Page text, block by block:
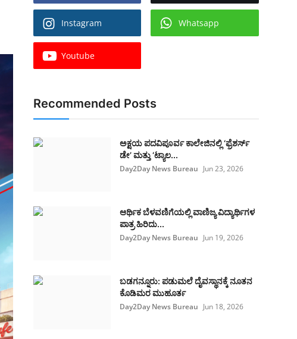
Instagram Whatsapp
Youtube
Recommended Posts
ಅಕ್ಷಯ ಪದವಿಪೂರ್ವ ಕಾಲೇಜಿನಲ್ಲಿ ‘ಫ್ರೆಶರ್ಸ್
ಡೇ’ ಮತ್ತು ‘ಟ್ಯಾಲ...
Day2Day News Bureau Jun 23, 2026
​ಆರ್ಥಿಕ ಬೆಳವಣಿಗೆಯಲ್ಲಿ ವಾಣಿಜ್ಯ ವಿದ್ಯಾರ್ಥಿಗಳ
ಪಾತ್ರ ಹಿರಿದು...
Day2Day News Bureau Jun 19, 2026
ಬಡಗನ್ನೂರು: ಪಡುಮಲೆ ದೈವಸ್ಥಾನಕ್ಕೆ ನೂತನ
ಕೊಡಿಮರ ಮುಹೂರ್ತ
Day2Day News Bureau Jun 18, 2026